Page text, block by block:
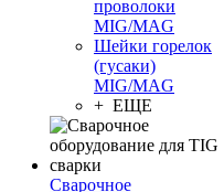
проволоки
MIG/MAG
Шейки горелок
(гусаки)
MIG/MAG
+ ЕЩЕ
Сварочное